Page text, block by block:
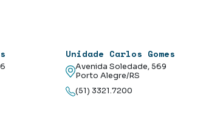
Unidade Carlos Gomes
Avenida Soledade, 569
Porto Alegre/RS
(51) 3321.7200